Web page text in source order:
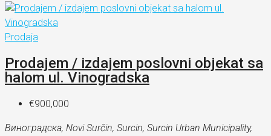
Prodaja
Prodajem / izdajem poslovni objekat sa
halom ul. Vinogradska
€900,000
Виноградска, Novi Surčin, Surcin, Surcin Urban Municipality,